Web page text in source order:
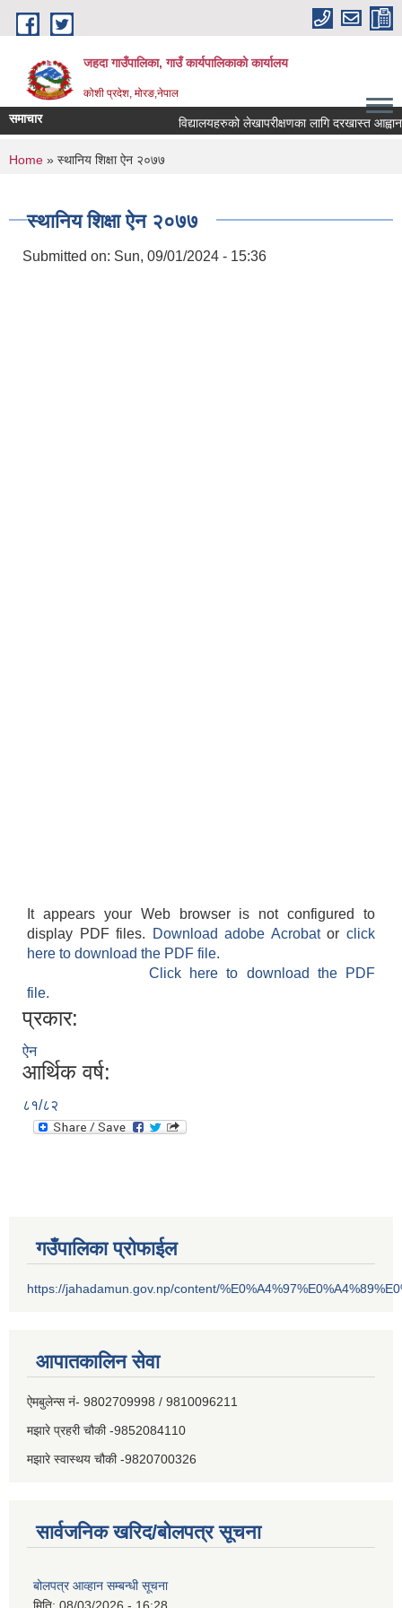
Skip to main content
जहदा गाउँपालिका, गाउँ कार्यपालिकाको कार्यालय
कोशी प्रदेश, मोरङ,नेपाल
समाचार विद्यालयहरुको लेखापरीक्षणका लागि दरखास्त
You are here
Home » स्थानिय शिक्षा ऐन २०७७
स्थानिय शिक्षा ऐन २०७७
Submitted on: Sun, 09/01/2024 - 15:36
It appears your Web browser is not configured to
display PDF files.
Download adobe Acrobatorclick
here to download the PDF file.
Click here to download the PDF
file.
प्रकार:
ऐन
आर्थिक वर्ष:
८१/८२
गउँपालिका प्रोफाईल
https://jahadamun.gov.np/content/
आपातकालिन सेवा
ऐमबुलेन्स नं- 9802709998 / 9810096211
मझारे प्रहरी चौकी -9852084110
मझारे स्वास्थय चौकी -9820700326
सार्वजनिक खरिद/बोलपत्र सूचना
बोलपत्र आव्हान सम्बन्धी सूचना